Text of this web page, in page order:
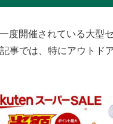
度開催されている大型セ
事では、特にアウトド